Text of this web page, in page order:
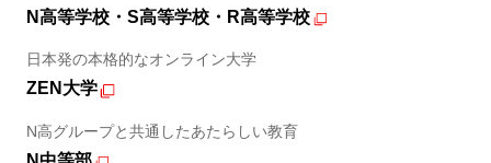
N高等学校・S高等学校・R高等学校
日本発の本格的なオンライン大学
ZEN大学
N高グループと共通したあたらしい教育